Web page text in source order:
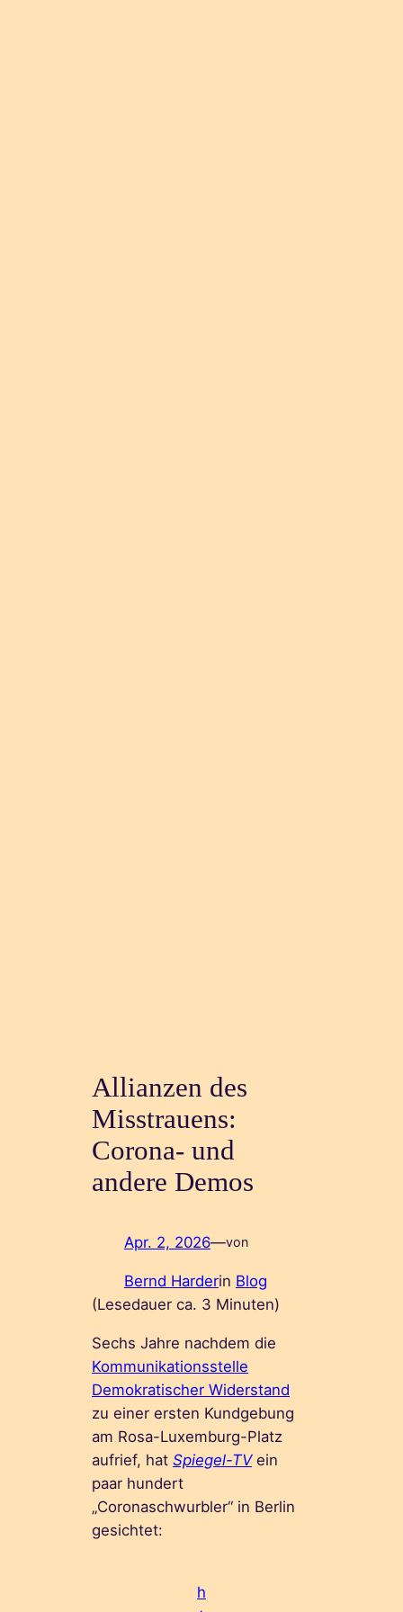
Allianzen des
Misstrauens:
Corona- und
andere Demos
Apr. 2, 2026—von
Bernd Harderin Blog
(Lesedauer ca. 3 Minuten)
Sechs Jahre nachdem die
Kommunikationsstelle
Demokratischer Widerstand
zu einer ersten Kundgebung
am Rosa-Luxemburg-Platz
aufrief, hatSpiegel-TVein
paar hundert
„Coronaschwurbler“ in Berlin
gesichtet:
h